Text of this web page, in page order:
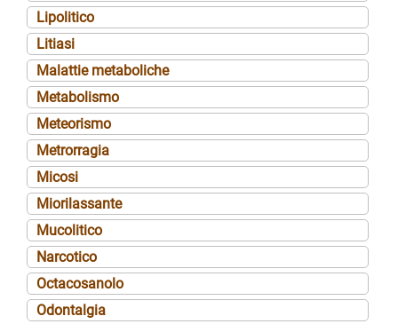
Lipolitico
Litiasi
Malattie metaboliche
Metabolismo
Meteorismo
Metrorragia
Micosi
Miorilassante
Mucolitico
Narcotico
Octacosanolo
Odontalgia